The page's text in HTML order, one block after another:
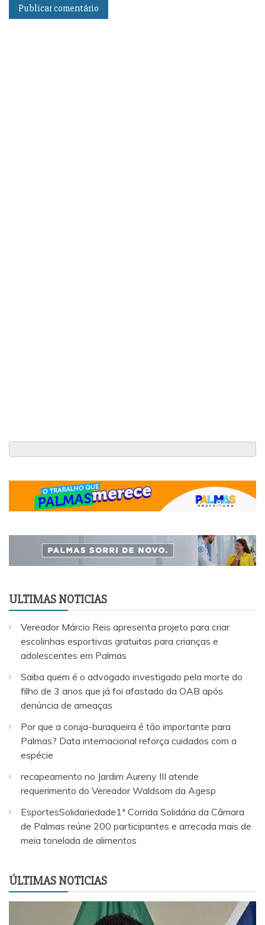
ULTIMAS NOTICIAS
Vereador Márcio Reis apresenta projeto para criar
escolinhas esportivas gratuitas para crianças e
adolescentes em Palmas
Saiba quem é o advogado investigado pela morte do
filho de 3 anos que já foi afastado da OAB após
denúncia de ameaças
Por que a coruja-buraqueira é tão importante para
Palmas? Data internacional reforça cuidados com a
espécie
recapeamento no Jardim Aureny III atende
requerimento do Vereador Waldsom da Agesp
EsportesSolidariedade1ª Corrida Solidária da Câmara
de Palmas reúne 200 participantes e arrecada mais de
meia tonelada de alimentos
ÚLTIMAS NOTICIAS